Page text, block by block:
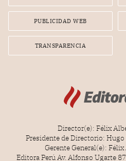
PUBLICIDAD WEB
TRANSPARENCIA
Director(e): Félix
Presidente de Directorio:
Gerente General(e):
Editora Perú Av. Alfonso Ugarte